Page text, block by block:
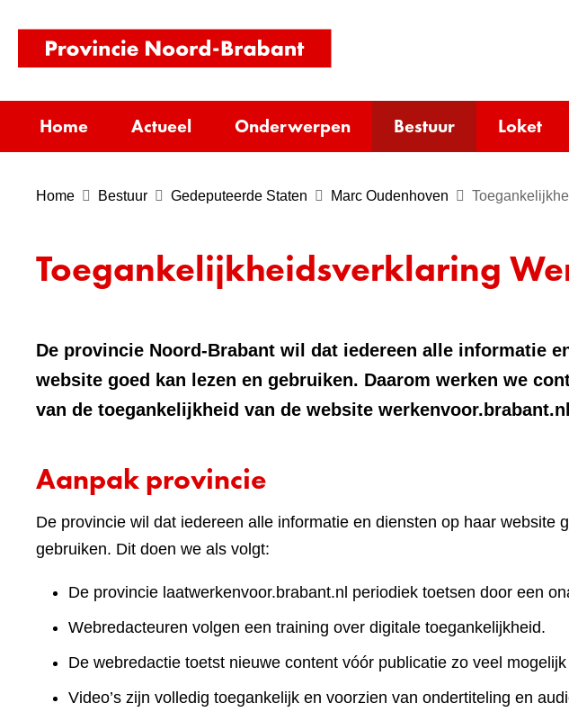
homepage)
Home Actueel Onderwerpen Bestuur Loket
Home Bestuur Gedeputeerde Staten Marc Oudenhoven
Toegankelijkheidsverklaring
De provincie Noord-Brabant wil dat iedereen alle informatie
website goed kan lezen en gebruiken. Daarom werken we
van de toegankelijkheid van de website werkenvoor.brabant.nl
Aanpak provincie
De provincie wil dat iedereen alle informatie en diensten op haar website
gebruiken. Dit doen we als volgt:
De provincie laatwerkenvoor.brabant.nl periodiek toetsen door een
Webredacteuren volgen een training over digitale toegankelijkheid.
De webredactie toetst nieuwe content vóór publicatie zo veel
Video’s zijn volledig toegankelijk en voorzien van ondertiteling en